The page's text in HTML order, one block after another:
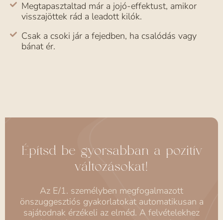
Megtapasztaltad már a jojó-effektust, amikor
visszajöttek rád a leadott kilók.
Csak a csoki jár a fejedben, ha csalódás vagy
bánat ér.
Építsd be gyorsabban a pozitív
változásokat!
Az E/1. személyben megfogalmazott
önszuggesztiós gyakorlatokat automatikusan a
sajátodnak érzékeli az elméd. A felvételekhez